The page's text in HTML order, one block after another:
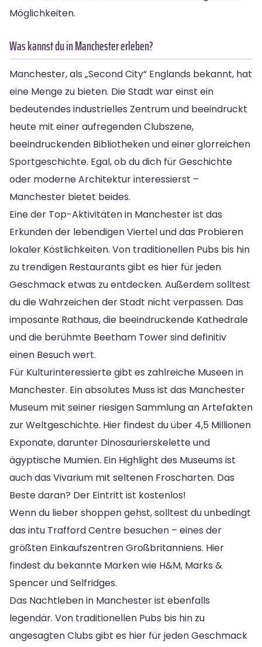
Möglichkeiten.
Was kannst du in Manchester erleben?
Manchester, als „Second City“ Englands bekannt, hat
eine Menge zu bieten. Die Stadt war einst ein
bedeutendes industrielles Zentrum und beeindruckt
heute mit einer aufregenden Clubszene,
beeindruckenden Bibliotheken und einer glorreichen
Sportgeschichte. Egal, ob du dich für Geschichte
oder moderne Architektur interessierst –
Manchester bietet beides.
Eine der Top-Aktivitäten in Manchester ist das
Erkunden der lebendigen Viertel und das Probieren
lokaler Köstlichkeiten. Von traditionellen Pubs bis hin
zu trendigen Restaurants gibt es hier für jeden
Geschmack etwas zu entdecken. Außerdem solltest
du die Wahrzeichen der Stadt nicht verpassen. Das
imposante Rathaus, die beeindruckende Kathedrale
und die berühmte Beetham Tower sind definitiv
einen Besuch wert.
Für Kulturinteressierte gibt es zahlreiche Museen in
Manchester. Ein absolutes Muss ist das Manchester
Museum mit seiner riesigen Sammlung an Artefakten
zur Weltgeschichte. Hier findest du über 4,5 Millionen
Exponate, darunter Dinosaurierskelette und
ägyptische Mumien. Ein Highlight des Museums ist
auch das Vivarium mit seltenen Froscharten. Das
Beste daran? Der Eintritt ist kostenlos!
Wenn du lieber shoppen gehst, solltest du unbedingt
das intu Trafford Centre besuchen – eines der
größten Einkaufszentren Großbritanniens. Hier
findest du bekannte Marken wie H&M, Marks &
Spencer und Selfridges.
Das Nachtleben in Manchester ist ebenfalls
legendär. Von traditionellen Pubs bis hin zu
angesagten Clubs gibt es hier für jeden Geschmack